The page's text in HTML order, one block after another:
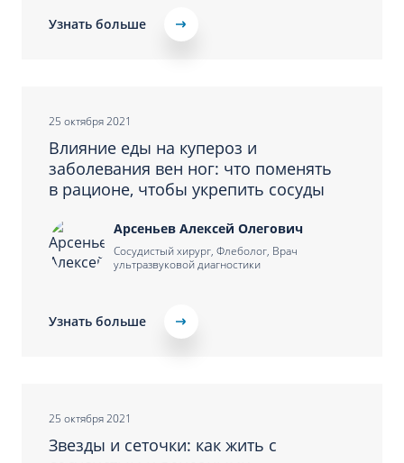
Узнать больше
25 октября 2021
Влияние еды на купероз и
заболевания вен ног: что поменять
в рационе, чтобы укрепить сосуды
Арсеньев Алексей Олегович
Сосудистый хирург, Флеболог, Врач
ультразвуковой диагностики
Узнать больше
25 октября 2021
Звезды и сеточки: как жить с